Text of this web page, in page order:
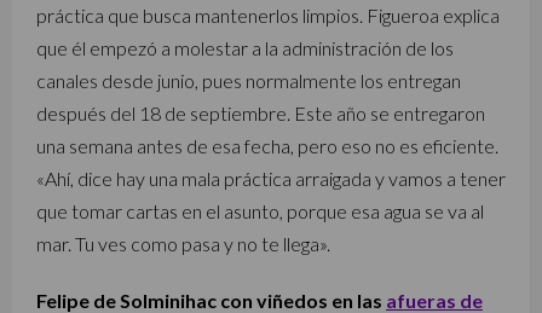
práctica que busca mantenerlos limpios. Figueroa explica
que él empezó a molestar a la administración de los
canales desde junio, pues normalmente los entregan
después del 18 de septiembre. Este año se entregaron
una semana antes de esa fecha, pero eso no es eficiente.
«Ahí, dice hay una mala práctica arraigada y vamos a tener
que tomar cartas en el asunto, porque esa agua se va al
mar. Tu ves como pasa y no te llega».
Felipe de Solminihac con viñedos en las afueras de